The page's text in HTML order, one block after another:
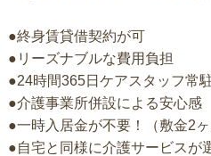
●終身賃貸借契約が可
●リーズナブルな費用負担
●24時間365日ケアスタッフ常
●介護事業所併設による安心感
●一時入居金が不要！（敷金2ヶ
●自宅と同様に介護サービスが